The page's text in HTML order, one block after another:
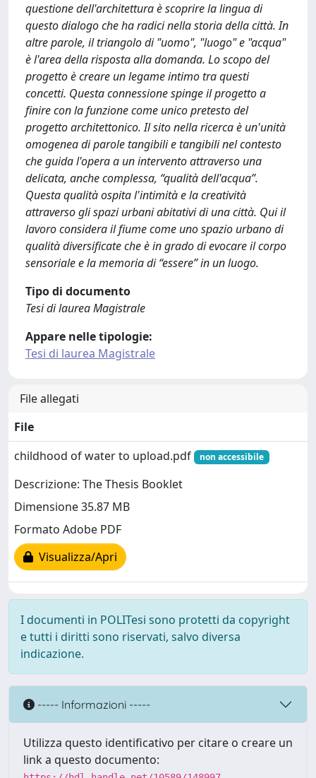
questione dell'architettura è scoprire la lingua di
questo dialogo che ha radici nella storia della città. In
altre parole, il triangolo di "uomo", "luogo" e "acqua"
è l'area della risposta alla domanda. Lo scopo del
progetto è creare un legame intimo tra questi
concetti. Questa connessione spinge il progetto a
finire con la funzione come unico pretesto del
progetto architettonico. Il sito nella ricerca è un'unità
omogenea di parole tangibili e tangibili nel contesto
che guida l'opera a un intervento attraverso una
delicata, anche complessa, “qualità dell'acqua”.
Questa qualità ospita l'intimità e la creatività
attraverso gli spazi urbani abitativi di una città. Qui il
lavoro considera il fiume come uno spazio urbano di
qualità diversificate che è in grado di evocare il corpo
sensoriale e la memoria di “essere” in un luogo.
Tipo di documento
Tesi di laurea Magistrale
Appare nelle tipologie:
Tesi di laurea Magistrale
File allegati
File
childhood of water to upload.pdf
non accessibile
Descrizione: The Thesis Booklet
Dimensione 35.87 MB
Formato Adobe PDF
Visualizza/Apri
I documenti in POLITesi sono protetti da copyright
e tutti i diritti sono riservati, salvo diversa
indicazione.
----- Informazioni -----
Utilizza questo identificativo per citare o creare un
link a questo documento: